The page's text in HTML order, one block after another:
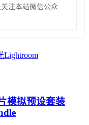
注本站微信公众
Lightroom
模拟预设套装